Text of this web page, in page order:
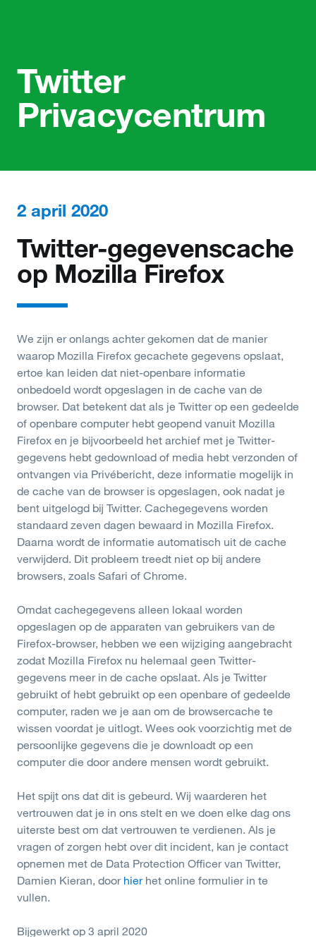
Twitter
Privacycentrum
2 april 2020
Twitter-gegevenscache
op Mozilla Firefox
We zijn er onlangs achter gekomen dat de manier
waarop Mozilla Firefox gecachete gegevens opslaat,
ertoe kan leiden dat niet-openbare informatie
onbedoeld wordt opgeslagen in de cache van de
browser. Dat betekent dat als je Twitter op een gedeelde
of openbare computer hebt geopend vanuit Mozilla
Firefox en je bijvoorbeeld het archief met je Twitter-
gegevens hebt gedownload of media hebt verzonden of
ontvangen via Privébericht, deze informatie mogelijk in
de cache van de browser is opgeslagen, ook nadat je
bent uitgelogd bij Twitter. Cachegegevens worden
standaard zeven dagen bewaard in Mozilla Firefox.
Daarna wordt de informatie automatisch uit de cache
verwijderd. Dit probleem treedt niet op bij andere
browsers, zoals Safari of Chrome.
Omdat cachegegevens alleen lokaal worden
opgeslagen op de apparaten van gebruikers van de
Firefox-browser, hebben we een wijziging aangebracht
zodat Mozilla Firefox nu helemaal geen Twitter-
gegevens meer in de cache opslaat. Als je Twitter
gebruikt of hebt gebruikt op een openbare of gedeelde
computer, raden we je aan om de browsercache te
wissen voordat je uitlogt. Wees ook voorzichtig met de
persoonlijke gegevens die je downloadt op een
computer die door andere mensen wordt gebruikt.
Het spijt ons dat dit is gebeurd. Wij waarderen het
vertrouwen dat je in ons stelt en we doen elke dag ons
uiterste best om dat vertrouwen te verdienen. Als je
vragen of zorgen hebt over dit incident, kan je contact
opnemen met de Data Protection Officer van Twitter,
Damien Kieran, door hierhet online formulier in te
vullen.
Bijgewerkt op 3 april 2020